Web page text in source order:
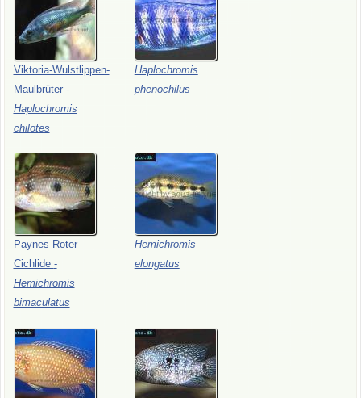
Viktoria-Wulstlippen-
Maulbrüter -
Haplochromis
chilotes
Haplochromis
phenochilus
Paynes Roter
Cichlide -
Hemichromis
bimaculatus
Hemichromis
elongatus